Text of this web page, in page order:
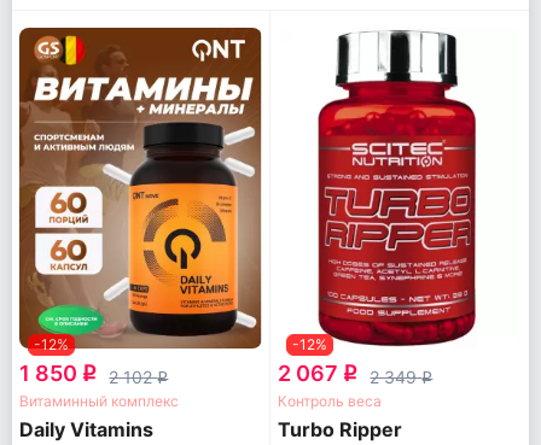
-12%
1 850 q 2 102q
Витаминный комплекс
Daily Vitamins
-12%
2 067 q 2 349q
Контроль веса
Turbo Ripper